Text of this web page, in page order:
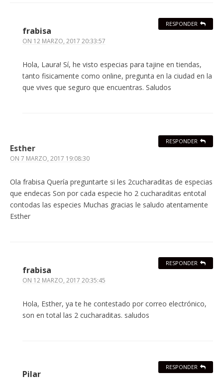
frabisa
ON 12 MARZO, 2017 20:33:57
Hola, Laura! Sí, he visto especias para tajine en tiendas,
tanto fisicamente como online, pregunta en la ciudad en la
que vives que seguro que encuentras. Saludos
RESPONDER
Esther
ON 7 MARZO, 2017 19:08:30
Ola frabisa Quería preguntarte si les 2cucharaditas de especias
que endecas Son por cada especie ho 2 cucharaditas entotal
contodas las especies Muchas gracias le saludo atentamente
Esther
RESPONDER
frabisa
ON 12 MARZO, 2017 20:35:45
Hola, Esther, ya te he contestado por correo electrónico,
son en total las 2 cucharaditas. saludos
RESPONDER
Pilar
RESPONDER